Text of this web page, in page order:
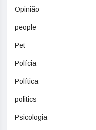
Opinião
people
Pet
Polícia
Política
politics
Psicologia